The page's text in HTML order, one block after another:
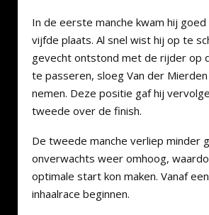
In de eerste manche kwam hij
vijfde plaats. Al snel wist hij op te
gevecht ontstond met de rijder op
te passeren, sloeg Van der
nemen. Deze positie gaf hij
tweede over de finish.
De tweede manche verliep minder
onverwachts weer omhoog,
optimale start kon maken. Vanaf
inhaalrace beginnen.